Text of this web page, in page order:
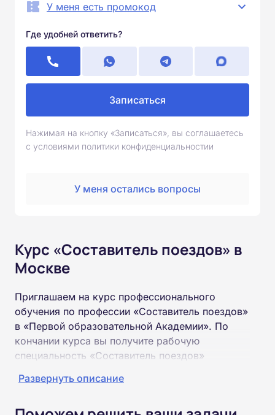
У меня есть промокод
Где удобней ответить?
Записаться
Нажимая на кнопку «Записаться», вы соглашаетесь
с условиями политики конфиденциальностии
У меня остались вопросы
Курс «Составитель поездов» в
Москве
Приглашаем на курс профессионального
обучения по профессии «Составитель поездов»
в «Первой образовательной Академии». По
кончании курса вы получите рабочую
специальность «Составитель поездов»
Развернуть описание